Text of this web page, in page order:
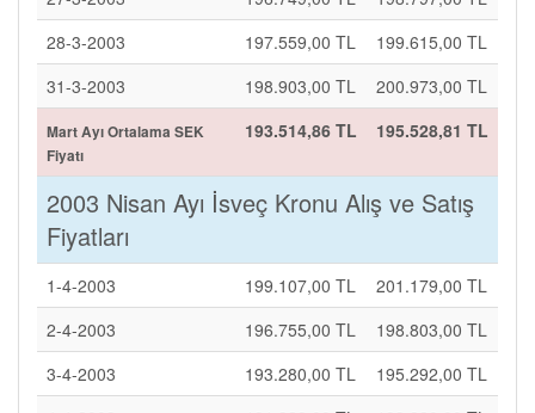
28-3-2003
197.559,00 TL
199.615,00 TL
31-3-2003
198.903,00 TL 200.973,00 TL
Mart Ayı Ortalama SEK
Fiyatı
193.514,86 TL 195.528,81 TL
2003 Nisan Ayı İsveç Kronu Alış ve Satış
Fiyatları
1-4-2003 199.107,00 TL
201.179,00 TL
2-4-2003
196.755,00 TL
198.803,00 TL
3-4-2003
193.280,00 TL
195.292,00 TL